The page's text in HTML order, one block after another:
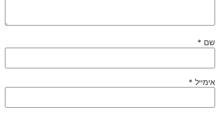
שם*
אימייל*